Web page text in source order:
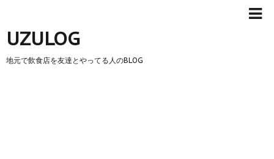
UZULOG
地元で飲食店を友達とやってる人のBLOG